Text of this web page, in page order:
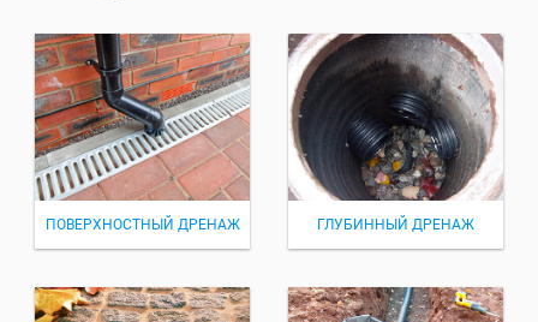
ПОВЕРХНОСТНЫЙ ДРЕНАЖ ГЛУБИННЫЙ ДРЕНАЖ